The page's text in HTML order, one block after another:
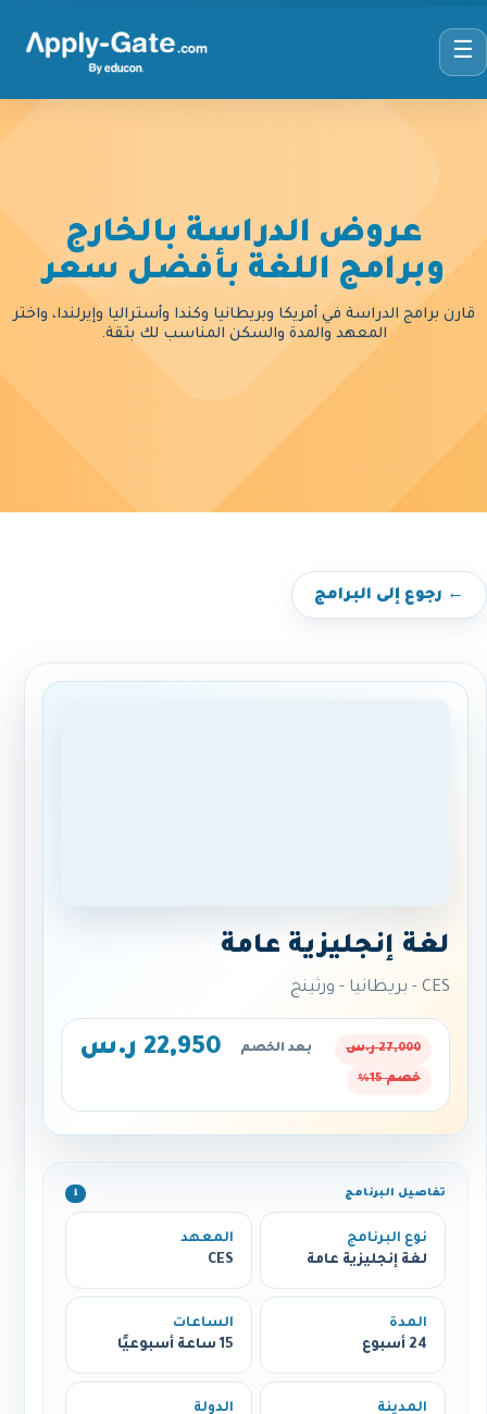
☰
عروض الدراسة بالخارج
وبرامج اللغة بأفضل سعر
قارن برامج الدراسة في أمريكا وبريطانيا وكندا وأستراليا وإيرلندا، واختر
المعهد والمدة والسكن المناسب لك بثقة.
← رجوع إلى البرامج
لغة إنجليزية عامة
CES - بريطانيا - ورثينج
27,000 ر.س بعد الخصم 22,950 ر.س
خصم 15%
تفاصيل البرنامج ℹ️
نوع البرنامج
لغة إنجليزية عامة
المعهد
CES
المدة
24 أسبوع
الساعات
15 ساعة أسبوعيًا
المدينة
الدولة